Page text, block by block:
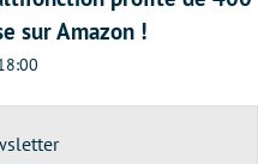
sur Amazon !